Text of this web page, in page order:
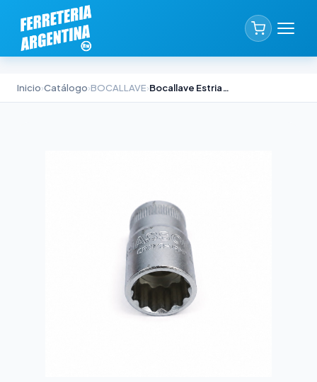
Inicio›Catálogo›BOCALLAVE› Bocallave Estriado Power Drive Biassoni 1/2" x 8mm